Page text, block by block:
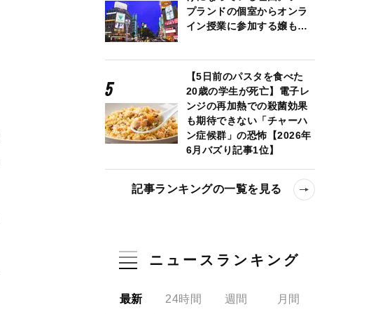
プランドの個室からオンラ
イン授業に参加する嬢も…
【5日前のパスタを食べた
20歳の学生が死亡】電子レ
ンジの再加熱での殺菌効果
も期待できない「チャーハ
ン症候群」の恐怖【2026年
6月バズり記事1位】
記事ランキングの一覧を見る
ニュースランキング
最新 24時間 週間 月間